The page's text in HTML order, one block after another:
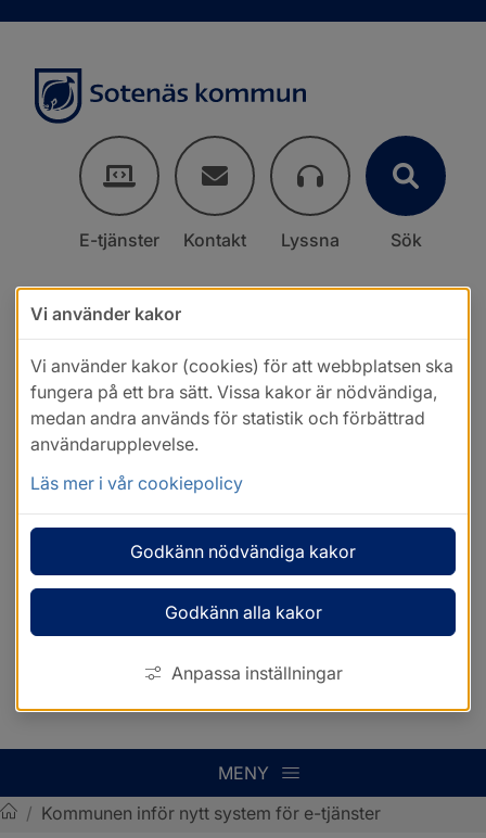
E-tjänster Kontakt Lyssna Sök
MENY
/ Kommunen inför nytt system för e-tjänster
Vi använder kakor
Vi använder kakor (cookies) för att webbplatsen ska
fungera på ett bra sätt. Vissa kakor är nödvändiga,
medan andra används för statistik och förbättrad
användarupplevelse.
Läs mer i vår cookiepolicy
Godkänn nödvändiga kakor
Godkänn alla kakor
Anpassa inställningar